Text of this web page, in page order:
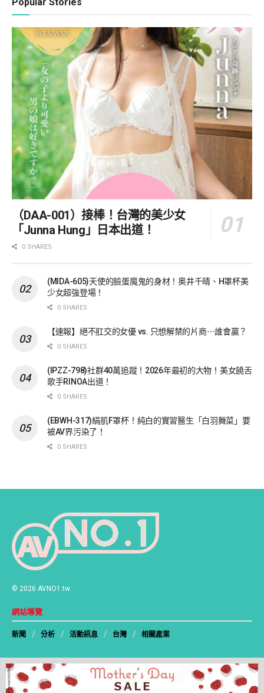
Popular Stories
（DAA-001）接棒！台灣的美少女
「Junna Hung」日本出道！
0 SHARES
(MIDA-605)天使的臉蛋魔鬼的身材！奥井千晴、H罩杯美
少女超強登場！
0 SHARES
【速報】絕不肛交的女優 vs. 只想解禁的片商⋯誰會贏？
0 SHARES
(IPZZ-798)社群40萬追蹤！2026年最初的大物！美女饒舌
歌手RINOA出道！
0 SHARES
(EBWH-317)絹肌F罩杯！純白的實習醫生「白羽舞菜」要
被AV界污染了！
0 SHARES
© 2026 AVNO1.tw
網站導覽
新聞 分析 活動訊息 台灣 相關產業
追蹤我們